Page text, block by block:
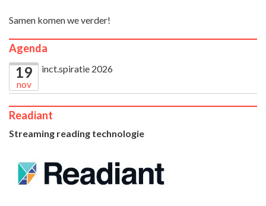
Samen komen we verder!
Agenda
19
nov
inct.spiratie 2026
Readiant
Streaming reading technologie